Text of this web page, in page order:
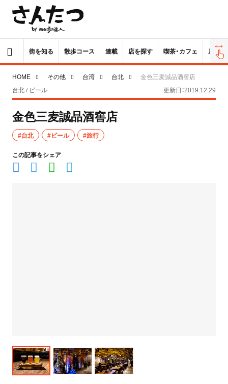
街を知る 散歩コース 連載 店を探す 喫茶・カフェ 居酒屋
HOME その他 台湾 台北
金色三麦誠品酒窖店
台北 / ビール
更新日：2019.12.29
金色三麦誠品酒窖店
#台北 #ビール #旅行
この記事をシェア